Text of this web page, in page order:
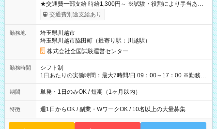
★交通費一部支給 時給1,300円～ ※試験・役割により手当あり
※勤務回数により昇給あり 【即給（前払い）オプションあ
り！】 希望される場合、勤務から1週間ほどで給与の一部を受け
例】 ・河合塾模擬試験 8:30～17:30（休憩1時間） 時給1,300円
×8時間＝日収10,400円＋交通費 ※当日の役割により時給＋100
円の場合あり ・国家試験 7:00～13:30（休憩なし） 時給1,300
円（役割手当＋100円）×6時間＝日収8,400円＋交通費 【試用期
間】試用期間なし
交通費別途支給あり
勤務地
埼玉県川越市
埼玉県川越市脇田町（最寄り駅：川越駅）
株式会社全国試験運営センター
勤務時間
シフト制
1日あたりの実働時間：最大7時間/日 09：00～17：00 ※勤務時
間は 試験により異なります。
期間 単発・1日のみOK / 短期（1ヶ月以内）
特徴 週1日からOK / 副業・WワークOK / 10名以上の大量募集